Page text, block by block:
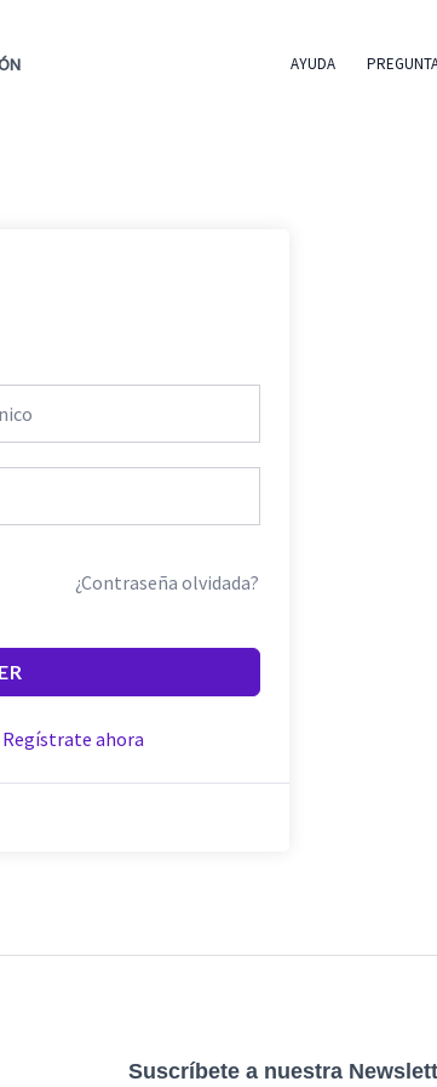
AYUDA
¿Contraseña olvidada?
Regístrate ahora
Suscríbete a nuestra